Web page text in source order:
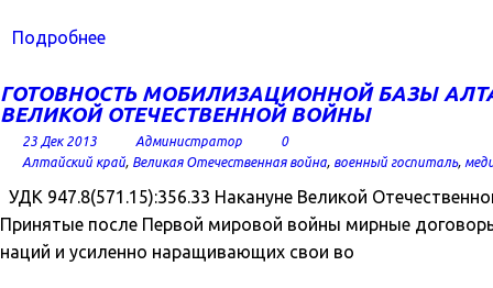
Подробнее
ГОТОВНОСТЬ МОБИЛИЗАЦИОННОЙ БАЗЫ
ВЕЛИКОЙ ОТЕЧЕСТВЕННОЙ ВОЙНЫ
23 Дек 2013 Администратор
0
Алтайский край, Великая Отечественная война, военный госпиталь,
УДК 947.8(571.15):356.33 Накануне Великой
Принятые после Первой мировой войны мирные
наций и усиленно наращивающих свои во